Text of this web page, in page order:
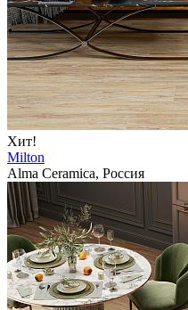
Хит!
Milton
Alma Ceramica, Россия